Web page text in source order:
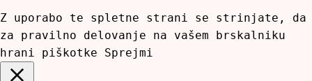
Z uporabo te spletne strani se strinjate, da
za pravilno delovanje na vašem brskalniku
hrani piškotke Sprejmi